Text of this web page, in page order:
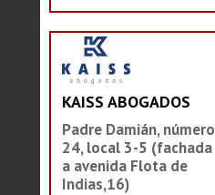
KAISS ABOGADOS
Padre Damián, número
24, local 3-5 (fachada
a avenida Flota de
Indias,16)